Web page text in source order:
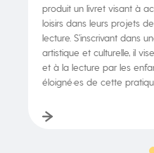
produit un livret visant à
loisirs dans leurs projets
lecture. S’inscrivant dans
artistique et culturelle, il
et à la lecture par les
éloigné·es de cette